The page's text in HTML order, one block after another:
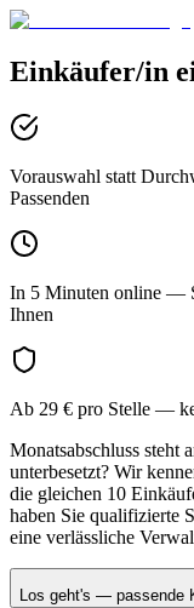
Einkäufer/in
Vorauswahl statt
Passenden
In 5 Minuten online —
Ihnen
Ab 29 € pro Stelle —
Monatsabschluss steht
unterbesetzt? Wir
die gleichen 10
haben Sie qualifizierte
eine verlässliche
Los geht's — passende